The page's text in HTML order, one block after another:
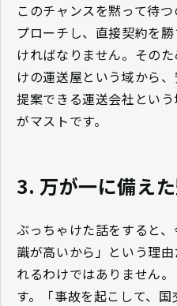
このチャンスを黙って待
プローチし、直接契約を
ければなりません。その
けの運送屋という域から
提案できる運送会社とい
がマストです。
3. 万が一に備え
ぶっちゃけた話をすると
識が高いから」という理
れるわけではありません
す。「事故を起こして、